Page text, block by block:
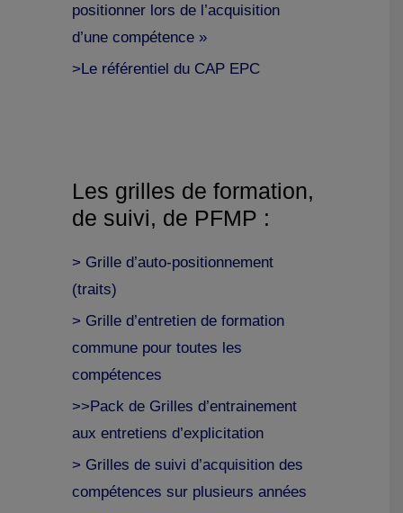
positionner lors de l’acquisition
d’une compétence »
>Le référentiel du CAP EPC
Les grilles de formation,
de suivi, de PFMP :
> Grille d’auto-positionnement
(traits)
> Grille d’entretien de formation
commune pour toutes les
compétences
>>Pack de Grilles d’entrainement
aux entretiens d’explicitation
> Grilles de suivi d’acquisition des
compétences sur plusieurs années